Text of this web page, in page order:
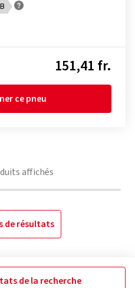
151,41 fr.
ce pneu
affichés
de résultats
de la recherche